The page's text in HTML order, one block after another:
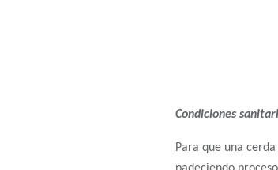
Condiciones
Para que una